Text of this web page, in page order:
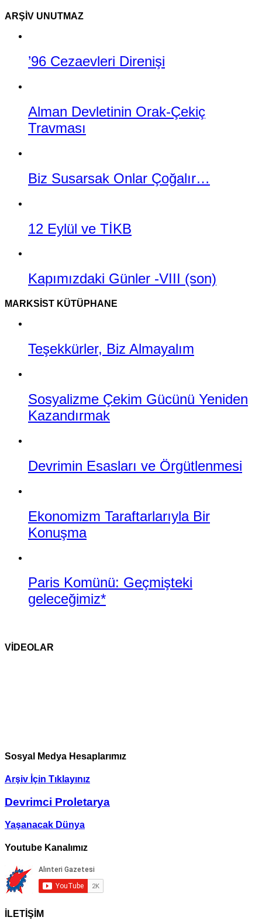
ARŞIV UNUTMAZ
’96 Cezaevleri Direnişi
Alman Devletinin Orak-Çekiç
Travması
Biz Susarsak Onlar Çoğalır…
12 Eylül ve TİKB
Kapımızdaki Günler -VIII (son)
MARKSIST KÜTÜPHANE
Teşekkürler, Biz Almayalım
Sosyalizme Çekim Gücünü Yeniden
Kazandırmak
Devrimin Esasları ve Örgütlenmesi
Ekonomizm Taraftarlarıyla Bir
Konuşma
Paris Komünü: Geçmişteki
geleceğimiz*
VİDEOLAR
Sosyal Medya Hesaplarımız
Arşiv İçin Tıklayınız
Devrimci Proletarya
Yaşanacak Dünya
Youtube Kanalımız
İLETİŞİM